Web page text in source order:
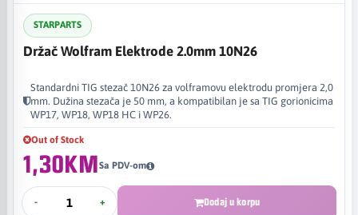
STARPARTS
Držač Wolfram Elektrode 2.0mm 10N26
Standardni TIG stezač 10N26 za volframovu elektrodu promjera 2,0
mm. Dužina stezača je 50 mm, a kompatibilan je sa TIG gorionicima
WP17, WP18, WP18 HC i WP26.
Out of Stock
1,30KMSa PDV-om
- + Dodaj u korpu